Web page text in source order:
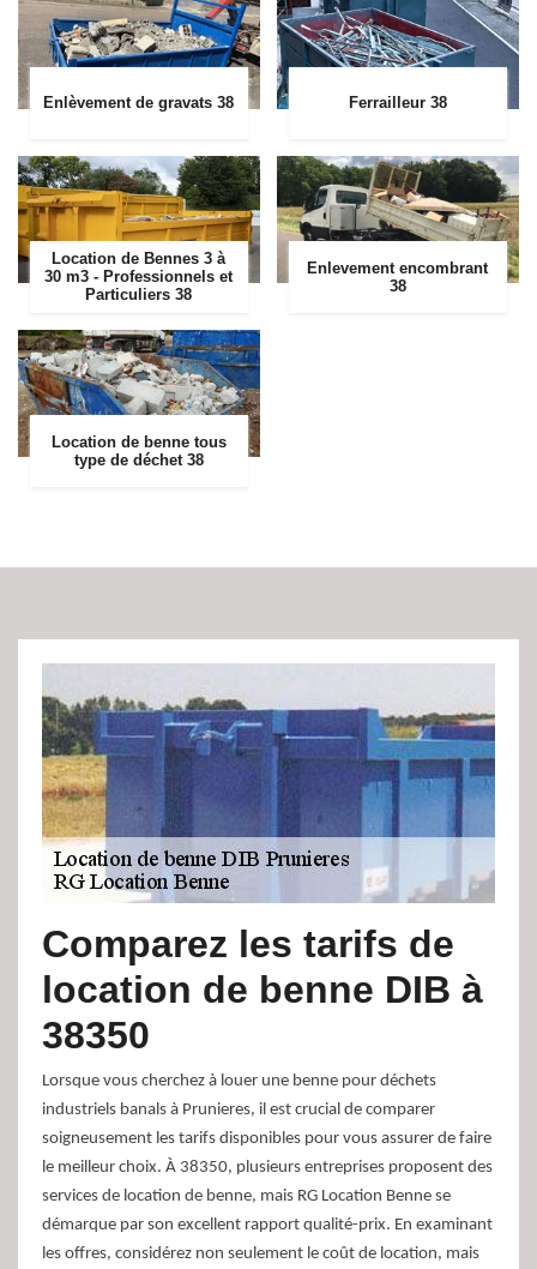
Enlèvement de gravats 38 Ferrailleur 38
Location de Bennes 3 à
30 m3 - Professionnels et
Particuliers 38
Enlevement encombrant
38
Location de benne tous
type de déchet 38
Comparez les tarifs de
location de benne DIB à
38350
Lorsque vous cherchez à louer une benne pour déchets
industriels banals à Prunieres, il est crucial de comparer
soigneusement les tarifs disponibles pour vous assurer de faire
le meilleur choix. À 38350, plusieurs entreprises proposent des
services de location de benne, mais RG Location Benne se
démarque par son excellent rapport qualité-prix. En examinant
les offres, considérez non seulement le coût de location, mais